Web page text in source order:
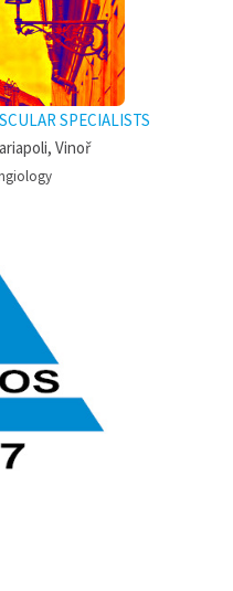
SPECIALISTS
Vinoř